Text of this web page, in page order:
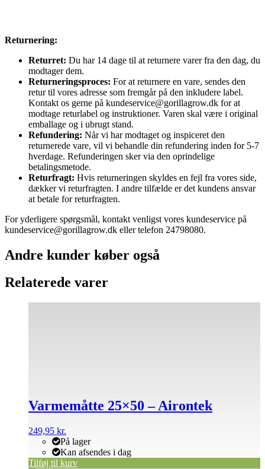
Returnering:
Returret: Du har 14 dage til at returnere varer fra den dag, du
modtager dem.
Returneringsproces: For at returnere en vare, sendes den
retur til vores adresse som fremgår på den inkludere label.
Kontakt os gerne på kundeservice@gorillagrow.dk for at
modtage returlabel og instruktioner. Varen skal være i original
emballage og i ubrugt stand.
Refundering: Når vi har modtaget og inspiceret den
returnerede vare, vil vi behandle din refundering inden for 5-7
hverdage. Refunderingen sker via den oprindelige
betalingsmetode.
Returfragt: Hvis returneringen skyldes en fejl fra vores side,
dækker vi returfragten. I andre tilfælde er det kundens ansvar
at betale for returfragten.
For yderligere spørgsmål, kontakt venligst vores kundeservice på
kundeservice@gorillagrow.dk eller telefon 24798080.
Andre kunder køber også
Relaterede varer
Varmemåtte 25×50 – Airontek
249,95 kr.
På lager
Kan afsendes i dag
Tilføj til kurv